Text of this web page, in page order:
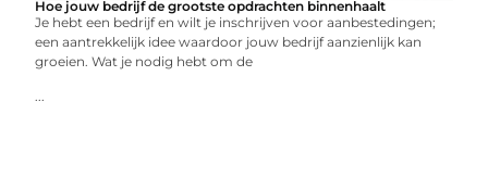
Hoe jouw bedrijf de grootste opdrachten binnenhaalt
Je hebt een bedrijf en wilt je inschrijven voor aanbestedingen;
een aantrekkelijk idee waardoor jouw bedrijf aanzienlijk kan
groeien. Wat je nodig hebt om de
...